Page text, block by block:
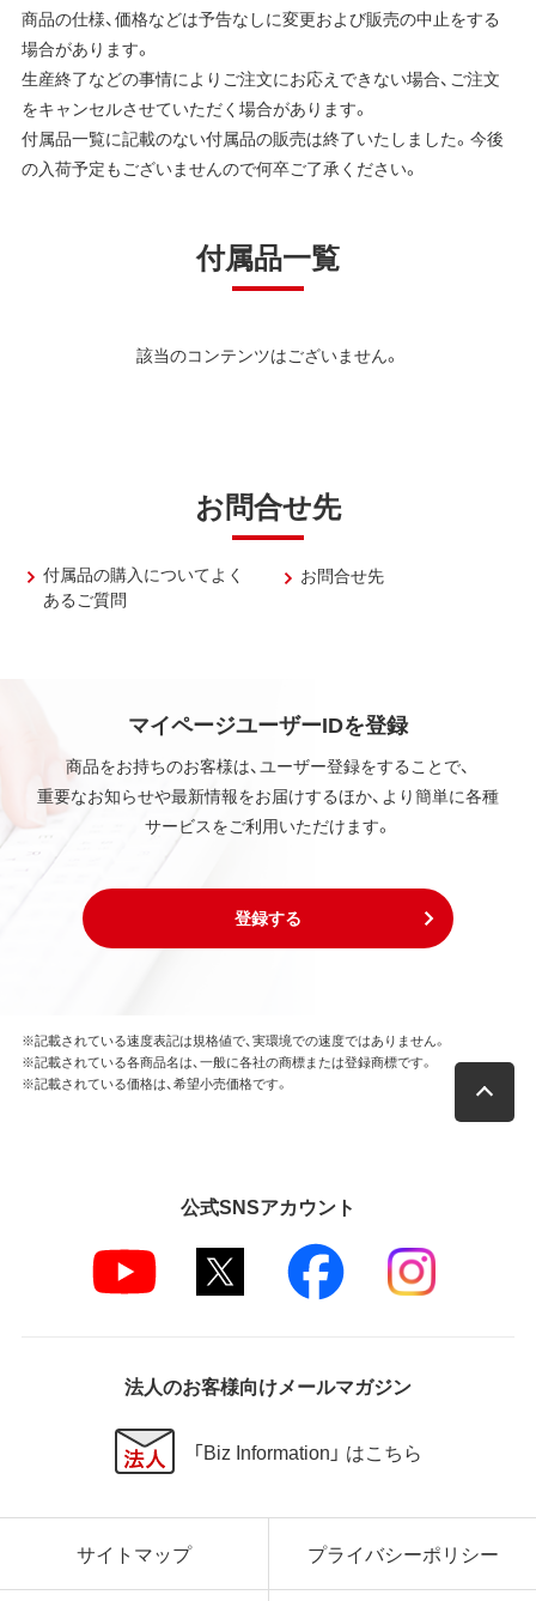
商品の仕様、価格などは予告なしに変更および販売の中止をする
場合があります。
生産終了などの事情によりご注文にお応えできない場合、ご注文
をキャンセルさせていただく場合があります。
付属品一覧に記載のない付属品の販売は終了いたしました。今後
の入荷予定もございませんので何卒ご了承ください。
付属品一覧
該当のコンテンツはございません。
お問合せ先
付属品の購入についてよく
あるご質問
お問合せ先
マイページユーザーIDを登録
商品をお持ちのお客様は、ユーザー登録をすることで、
重要なお知らせや最新情報をお届けするほか、より簡単に各種
サービスをご利用いただけます。
登録する
※記載されている速度表記は規格値で、実環境での速度ではありません。
※記載されている各商品名は、一般に各社の商標または登録商標です。
※記載されている価格は、希望小売価格です。
公式SNSアカウント
法人のお客様向けメールマガジン
「Biz Information」 はこちら
サイトマップ プライバシーポリシー